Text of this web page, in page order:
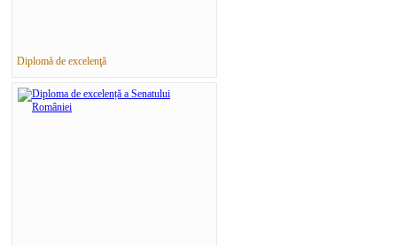
Diplomă de excelenţă